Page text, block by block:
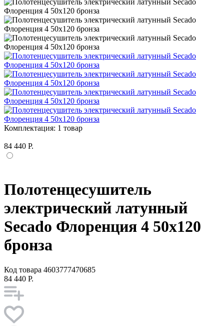
Комплектация: 1 товар
84 440 Р.
Полотенцесушитель
электрический латунный
Secado Флоренция 4 50x120
бронза
Код товара 4603777470685
84 440 Р.